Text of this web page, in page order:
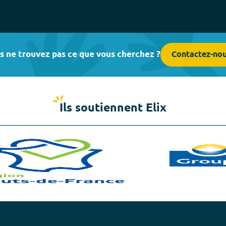
ne trouvez pas ce que vous cherchez ? Contactez-
Ils soutiennent Elix